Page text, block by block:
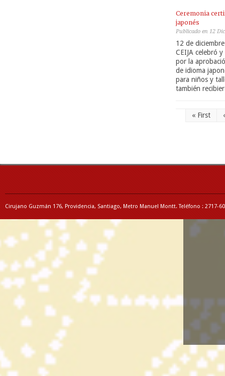
Ceremonia
japonés
Publicado en 12
12 de
CEIJA celebró
por la
de idioma
para niños y
también
« First
Cirujano Guzmán 176, Providencia, Santiago, Metro Manuel Montt. Teléfono : 2717-